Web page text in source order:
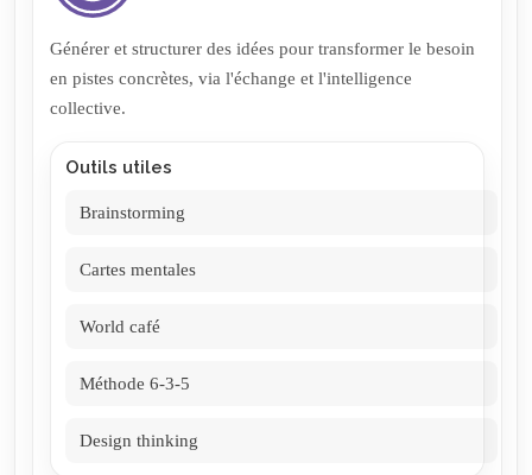
Générer et structurer des idées pour transformer le besoin
en pistes concrètes, via l'échange et l'intelligence
collective.
Outils utiles
Brainstorming
Cartes mentales
World café
Méthode 6-3-5
Design thinking